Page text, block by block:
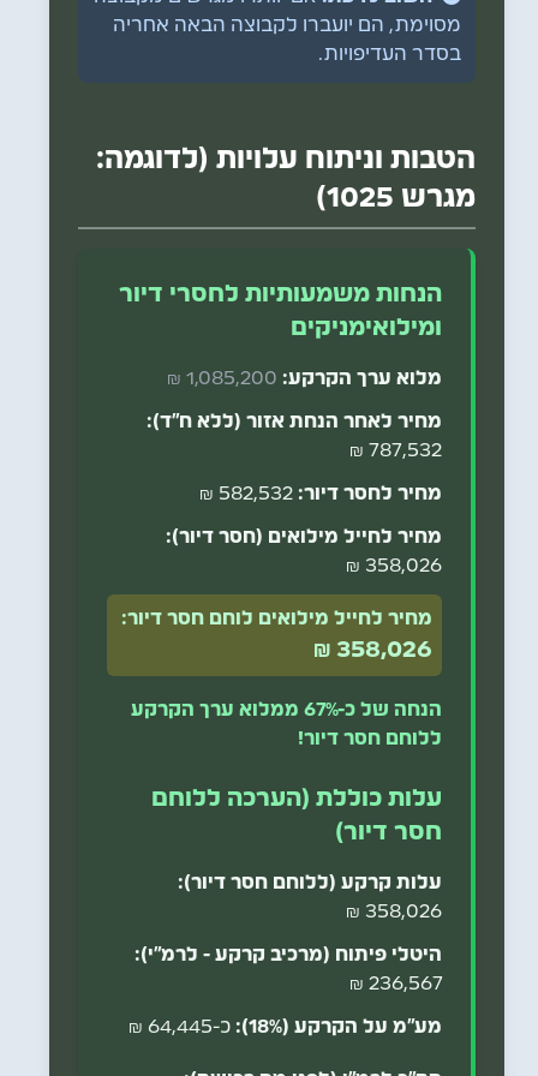
דיור
עיוור (100%) -
יחיד חסר דיור
עיוור (100%) - (לא חסרי דיור)
קטין בעל מוגבלות
לוחם כלל הציבור - (לא חסרי דיור)
הם יועברו לקבוצות הבאות בסדר
העדיפויות: חיילי מילואים פעילים (בני מקום
יישוב -> בני מקום מועצה -> כלל ציבור), בני
מסוימת, הם יועברו לקבוצה הבאה אחריה
בסדר העדיפויות.
הטבות וניתוח עלויות (לדוגמה:
מגרש 1025)
הנחות משמעותיות לחסרי דיור
ומילואימניקים
מלוא ערך הקרקע: 1,085,200 ₪
מחיר לאחר הנחת אזור (ללא ח"ד):
787,532 ₪
מחיר לחסר דיור: 582,532 ₪
מחיר לחייל מילואים (חסר דיור):
358,026 ₪
מחיר לחייל מילואים לוחם חסר דיור:
358,026 ₪
הנחה של כ-67% ממלוא ערך הקרקע
ללוחם חסר דיור!
עלות כוללת (הערכה ללוחם
חסר דיור)
עלות קרקע (ללוחם חסר דיור):
358,026 ₪
היטלי פיתוח (מרכיב קרקע - לרמ"י):
236,567 ₪
מע"מ על הקרקע (18%): כ-64,445 ₪